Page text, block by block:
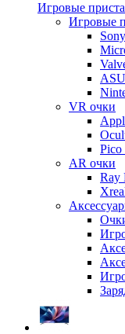
Игровые
Игровые
VR очки
Pico
AR очки
Ray